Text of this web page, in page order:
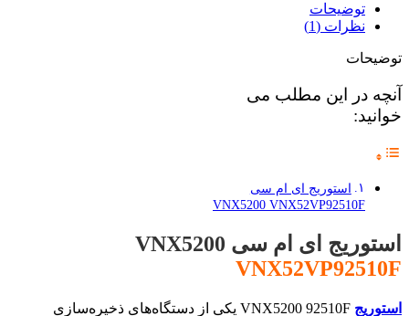
توضیحات
نظرات (1)
توضیحات
آنچه در این مطلب می
خوانید:
استوریج ای ام سی
VNX5200 VNX52VP92510F
استوریج ای ام سی VNX5200
VNX52VP92510F
استوریج VNX5200 92510F یکی از دستگاه‌های ذخیره‌سازی